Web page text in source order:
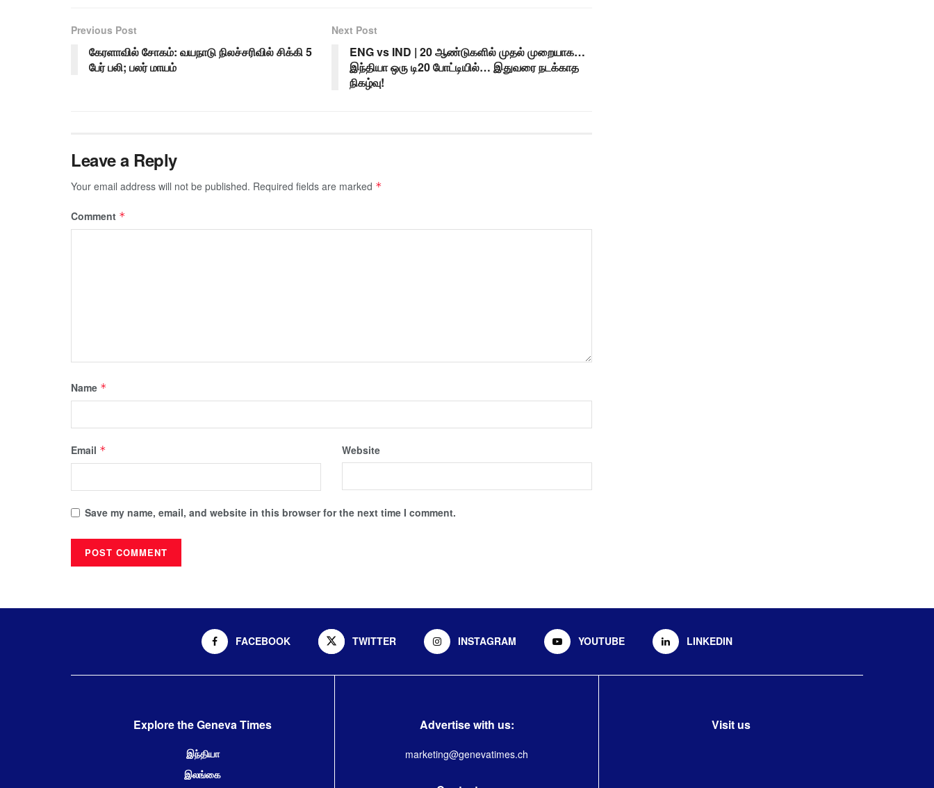
Previous Post
கேரளாவில் சோகம்: வயநாடு நிலச்சரிவில் சிக்கி 5
பேர் பலி; பலர் மாயம்
Next Post
ENG vs IND | 20 ஆண்டுகளில் முதல் முறையாக…
இந்தியா ஒரு டி20 போட்டியில்… இதுவரை நடக்காத
நிகழ்வு!
Leave a Reply
Your email address will not be published. Required fields are marked *
Comment *
Name *
Email * Website
Save my name, email, and website in this browser for the next time I comment.
FACEBOOK TWITTER INSTAGRAM YOUTUBE LINKEDIN
Explore the Geneva Times
இந்தியா
இலங்கை
Advertise with us:
marketing@genevatimes.ch
Visit us